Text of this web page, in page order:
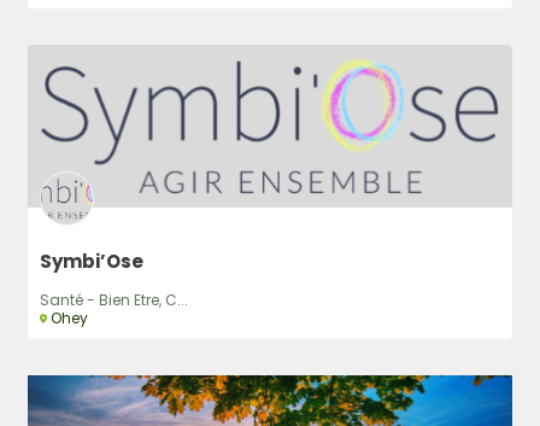
Symbi’Ose
Santé - Bien Etre, C...
Ohey